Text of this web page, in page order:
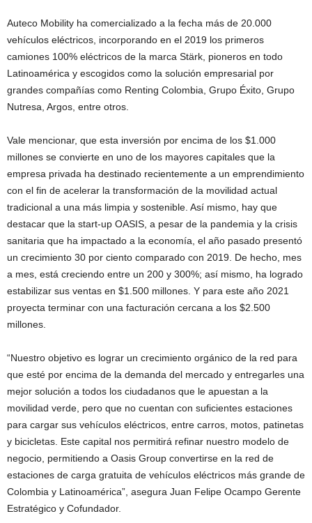
Auteco Mobility ha comercializado a la fecha más de 20.000
vehículos eléctricos, incorporando en el 2019 los primeros
camiones 100% eléctricos de la marca Stärk, pioneros en todo
Latinoamérica y escogidos como la solución empresarial por
grandes compañías como Renting Colombia, Grupo Éxito, Grupo
Nutresa, Argos, entre otros.
Vale mencionar, que esta inversión por encima de los $1.000
millones se convierte en uno de los mayores capitales que la
empresa privada ha destinado recientemente a un emprendimiento
con el fin de acelerar la transformación de la movilidad actual
tradicional a una más limpia y sostenible. Así mismo, hay que
destacar que la start-up OASIS, a pesar de la pandemia y la crisis
sanitaria que ha impactado a la economía, el año pasado presentó
un crecimiento 30 por ciento comparado con 2019. De hecho, mes
a mes, está creciendo entre un 200 y 300%; así mismo, ha logrado
estabilizar sus ventas en $1.500 millones. Y para este año 2021
proyecta terminar con una facturación cercana a los $2.500
millones.
“Nuestro objetivo es lograr un crecimiento orgánico de la red para
que esté por encima de la demanda del mercado y entregarles una
mejor solución a todos los ciudadanos que le apuestan a la
movilidad verde, pero que no cuentan con suficientes estaciones
para cargar sus vehículos eléctricos, entre carros, motos, patinetas
y bicicletas. Este capital nos permitirá refinar nuestro modelo de
negocio, permitiendo a Oasis Group convertirse en la red de
estaciones de carga gratuita de vehículos eléctricos más grande de
Colombia y Latinoamérica”, asegura Juan Felipe Ocampo Gerente
Estratégico y Cofundador.